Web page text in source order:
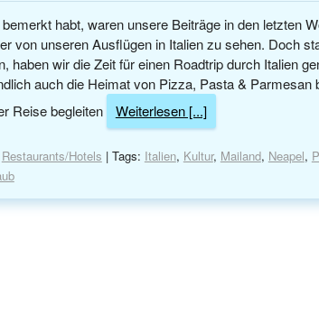
habt, waren unsere Beiträge in den letzten
von unseren Ausflügen in Italien zu sehen. Doch
haben wir die Zeit für einen Roadtrip durch Italien
auch die Heimat von Pizza, Pasta & Parmesan
Reise begleiten
Weiterlesen [...]
Restaurants/Hotels | Tags: Italien, Kultur, Mailand, Neapel,